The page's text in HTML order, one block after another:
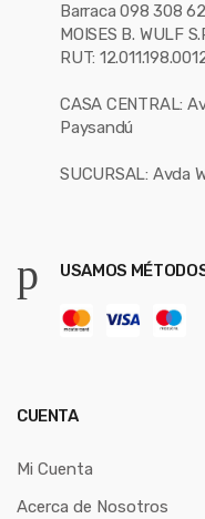
Barraca 098 308
MOISES B. WULF
RUT:
CASA CENTRAL:
Paysandú
SUCURSAL: Avda
USAMOS
CUENTA
Mi Cuenta
Acerca de Nosotros